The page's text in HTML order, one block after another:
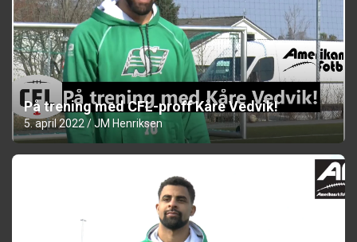
På trening med CFL-proff Kåre Vedvik!
5. april 2022 JM Henriksen